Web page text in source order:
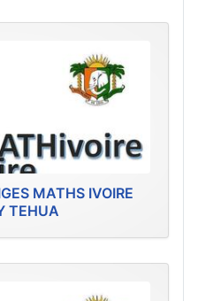
MATHS IVOIRE
TEHUA